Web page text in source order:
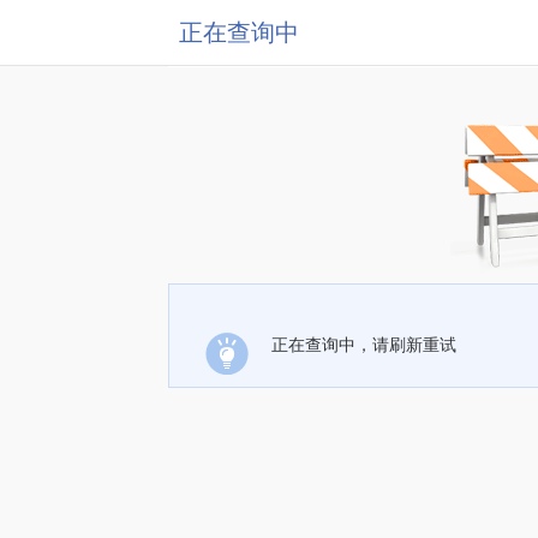
正在查询中
正在查询中，请刷新重试